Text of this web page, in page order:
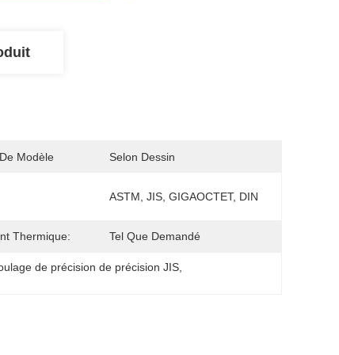
Modèle Selon Dessin
ASTM, JIS, GIGAOCTET, DIN
Thermique: Tel Que Demandé
de précision de précision JIS